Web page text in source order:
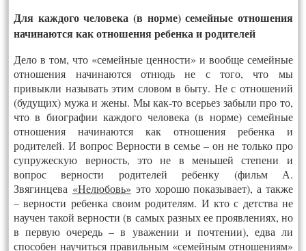
Для каждого человека (в норме) семейные отношения
начинаются как отношения ребенка и родителей
Дело в том, что «семейные ценности» и вообще семейные
отношения начинаются отнюдь не с того, что мы
привыкли называть этим словом в быту. Не с отношений
(будущих) мужа и жены. Мы как-то всерьез забыли про то,
что в биографии каждого человека (в норме) семейные
отношения начинаются как отношения ребенка и
родителей. И вопрос Верности в семье – он не только про
супружескую верность, это не в меньшей степени и
вопрос верности родителей ребенку (фильм А.
Звягинцева «Нелюбовь» это хорошо показывает), а также
– верности ребенка своим родителям. И кто с детства не
научен такой верности (в самых разных ее проявлениях, но
в первую очередь – в уважении и почтении), едва ли
способен научиться правильным «семейным отношениям»